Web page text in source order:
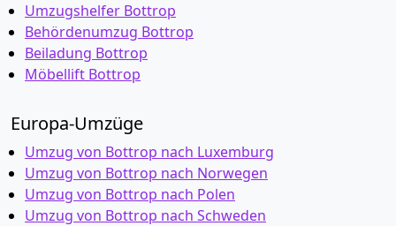
Umzugshelfer Bottrop
Behördenumzug Bottrop
Beiladung Bottrop
Möbellift Bottrop
Europa-Umzüge
Umzug von Bottrop nach Luxemburg
Umzug von Bottrop nach Norwegen
Umzug von Bottrop nach Polen
Umzug von Bottrop nach Schweden